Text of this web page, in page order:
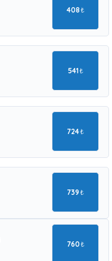
408₺
541₺
724₺
739₺
760₺